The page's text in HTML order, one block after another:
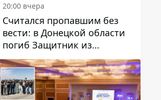
20:00 вчера
Считался пропавшим без
вести: в Донецкой области
погиб Защитник из
Каменского Антон
Красовский